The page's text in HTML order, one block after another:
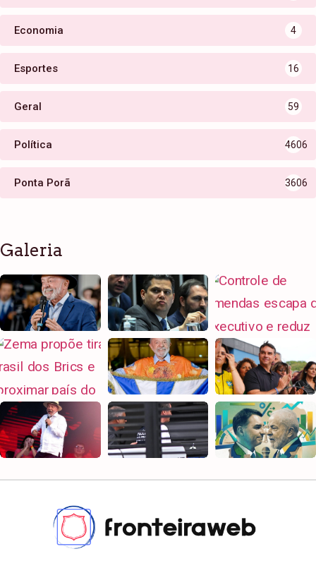
Economia 4
Esportes 16
Geral 59
Política 4606
Ponta Porã 3606
Galeria